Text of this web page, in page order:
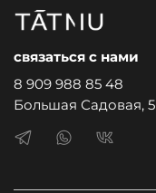
связаться с нами
8 909 988 85 48
Большая Садовая, 5